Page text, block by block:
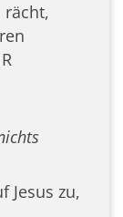
rächt,
Jesus zu,